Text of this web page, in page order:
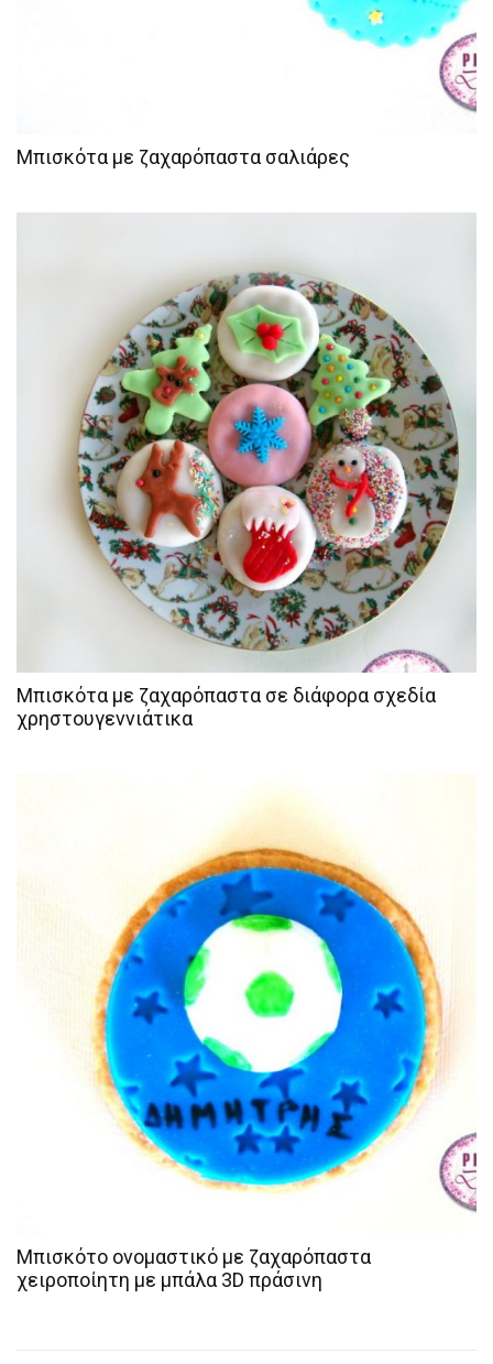
Μπισκότα με ζαχαρόπαστα σαλιάρες
Μπισκότα με ζαχαρόπαστα σε διάφορα σχεδία
χρηστουγεννιάτικα
Μπισκότο ονομαστικό με ζαχαρόπαστα
χειροποίητη με μπάλα 3D πράσινη